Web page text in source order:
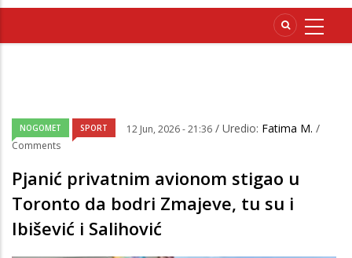
NOGOMET SPORT 12 Jun, 2026 - 21:36 / Uredio: Fatima M. /
Comments
Pjanić privatnim avionom stigao u
Toronto da bodri Zmajeve, tu su i
Ibišević i Salihović